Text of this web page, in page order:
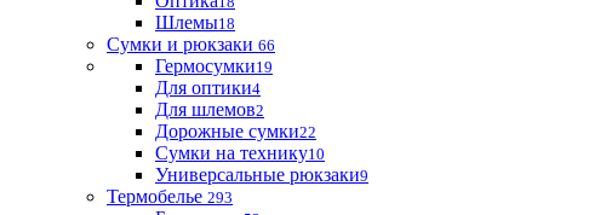
Шлемы18
Сумки и рюкзаки 66
Гермосумки19
Для оптики4
Для шлемов2
Дорожные сумки22
Сумки на технику10
Универсальные рюкзаки9
Термобелье 293